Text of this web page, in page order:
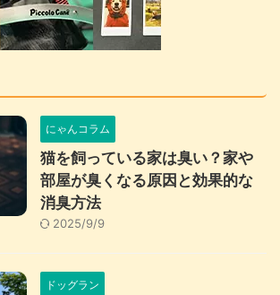
にゃんコラム
猫を飼っている家は臭い？家や
部屋が臭くなる原因と効果的な
消臭方法
2025/9/9
ドッグラン